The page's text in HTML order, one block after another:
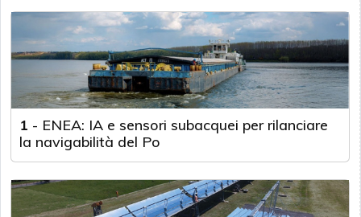
1 - ENEA: IA e sensori subacquei per rilanciare
la navigabilità del Po